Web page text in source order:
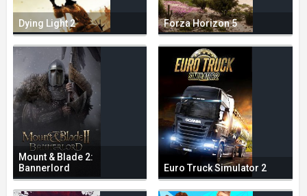
Dying Light 2 Forza Horizon 5
Mount & Blade 2:
Bannerlord
Euro Truck Simulator 2